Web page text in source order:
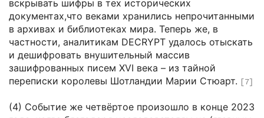
вскрывать шифры в тех исторических
документах,что веками хранились непрочитанными
в архивах и библиотеках мира. Теперь же, в
частности, аналитикам DECRYPT удалось отыскать
и дешифровать внушительный массив
зашифрованных писем XVI века – из тайной
переписки королевы Шотландии Марии Стюарт. [7]
(4) Событие же четвёртое произошло в конце 2023